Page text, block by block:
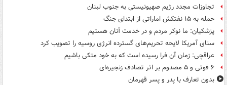
تجاوزات مجدد رژیم صهیونیستی به جنوب لبنان
حمله به ۱۵ نفتکش‌ اماراتی از ابتدای جنگ
پزشکیان: ما نوکر مردم و در خدمت آنان هستیم
سنای آمریکا لایحه تحریم‌های گسترده انرژی روسیه را تصویب کرد
عراقچی: زمان آن فرا رسیده است که به خود متکی باشیم
۶ فوتی و ۵ مصدوم بر اثر تصادف زنجیره‌ای
بدون تعارف با پدر و پسر قهرمان